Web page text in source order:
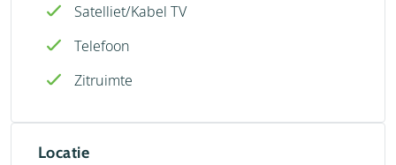
Satelliet/Kabel TV
Telefoon
Zitruimte
Locatie